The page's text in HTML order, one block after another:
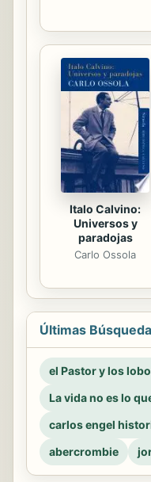
Italo Calvino:
Universos y
paradojas
Carlo Ossola
Últimas
el Pastor y los
La vida no es lo
carlos engel
abercrombie